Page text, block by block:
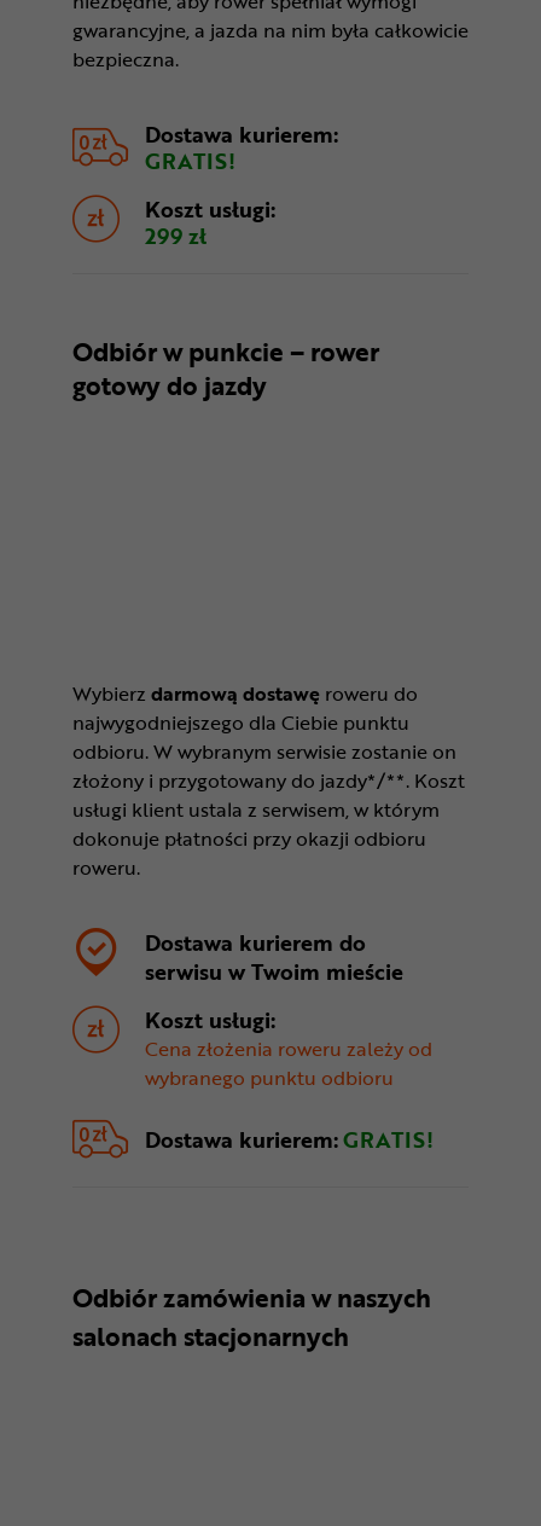
gwarancyjne, a jazda na nim była całkowicie
bezpieczna.
Dostawa kurierem:
GRATIS!
Koszt usługi:
299 zł
Odbiór w punkcie – rower
gotowy do jazdy
Wybierz darmową dostawę roweru do
najwygodniejszego dla Ciebie punktu
odbioru. W wybranym serwisie zostanie on
złożony i przygotowany do jazdy*/**. Koszt
usługi klient ustala z serwisem, w którym
dokonuje płatności przy okazji odbioru
roweru.
Dostawa kurierem do
serwisu wTwoim mieście
Koszt usługi:
Cena złożenia roweru zależy od
wybranego punktu odbioru
Dostawa kurierem:GRATIS!
Odbiór zamówienia w naszych
salonach stacjonarnych